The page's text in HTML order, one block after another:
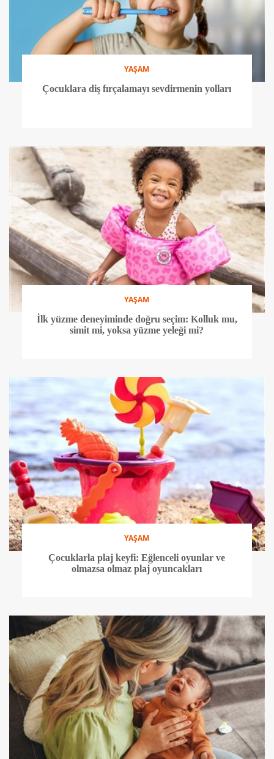
YAŞAM
Çocuklara diş fırçalamayı sevdirmenin yolları
YAŞAM
İlk yüzme deneyiminde doğru seçim: Kolluk mu,
simit mi, yoksa yüzme yeleği mi?
YAŞAM
Çocuklarla plaj keyfi: Eğlenceli oyunlar ve
olmazsa olmaz plaj oyuncakları